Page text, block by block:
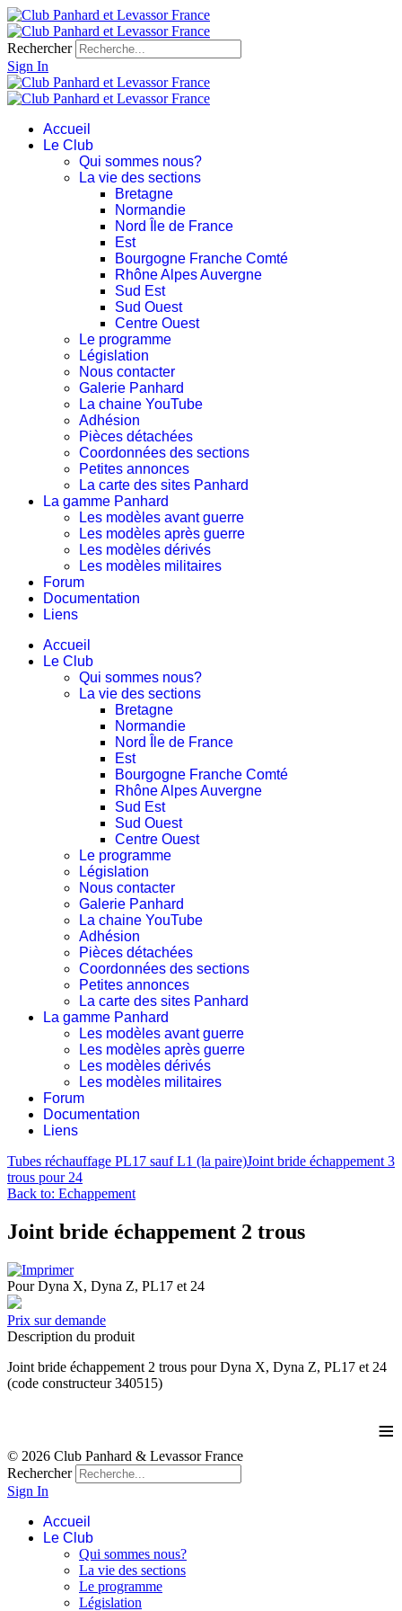
Rechercher
Sign In
Accueil
Le Club
Qui sommes nous?
La vie des sections
Bretagne
Normandie
Nord Île de France
Est
Bourgogne Franche Comté
Rhône Alpes Auvergne
Sud Est
Sud Ouest
Centre Ouest
Le programme
Législation
Nous contacter
Galerie Panhard
La chaine YouTube
Adhésion
Pièces détachées
Coordonnées des sections
Petites annonces
La carte des sites Panhard
La gamme Panhard
Les modèles avant guerre
Les modèles après guerre
Les modèles dérivés
Les modèles militaires
Forum
Documentation
Liens
Accueil
Le Club
Qui sommes nous?
La vie des sections
Bretagne
Normandie
Nord Île de France
Est
Bourgogne Franche Comté
Rhône Alpes Auvergne
Sud Est
Sud Ouest
Centre Ouest
Le programme
Législation
Nous contacter
Galerie Panhard
La chaine YouTube
Adhésion
Pièces détachées
Coordonnées des sections
Petites annonces
La carte des sites Panhard
La gamme Panhard
Les modèles avant guerre
Les modèles après guerre
Les modèles dérivés
Les modèles militaires
Forum
Documentation
Liens
Tubes réchauffage PL17 sauf L1 (la paire)Joint bride échappement 3
trous pour 24
Back to: Echappement
Joint bride échappement 2 trous
Pour Dyna X, Dyna Z, PL17 et 24
Prix sur demande
Description du produit
Joint bride échappement 2 trous pour Dyna X, Dyna Z, PL17 et 24
(code constructeur 340515)
≡
© 2026 Club Panhard & Levassor France
Rechercher
Sign In
Accueil
Le Club
Qui sommes nous?
La vie des sections
Le programme
Législation